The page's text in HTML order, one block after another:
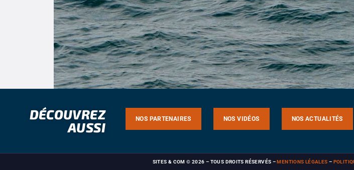
DÉCOUVREZ
AUSSI
NOS PARTENAIRES NOS VIDÉOS NOS ACTUALITÉS
SITES & COM© 2026 – TOUS DROITS RÉSERVÉS –MENTIONS LÉGALES –